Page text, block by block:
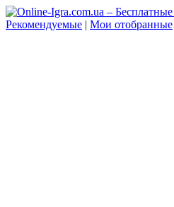
Рекомендуемые | Мои отобранные